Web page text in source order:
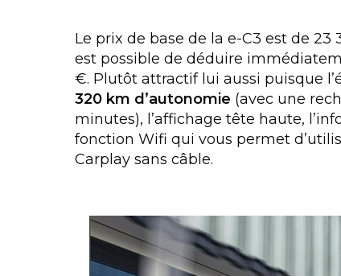
Le prix de base de la e-C3 est de
est possible de déduire
€. Plutôt attractif lui aussi puisque
320 km d’autonomie (avec une
minutes), l’affichage tête haute,
fonction Wifi qui vous permet
Carplay sans câble.